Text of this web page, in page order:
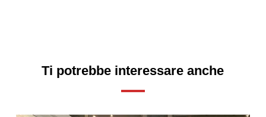
Ti potrebbe interessare anche